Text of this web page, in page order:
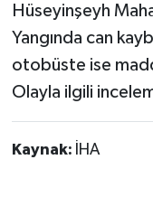
Hüseyinşeyh
Yangında can
otobüste ise
Olayla ilgili
Kaynak: İHA